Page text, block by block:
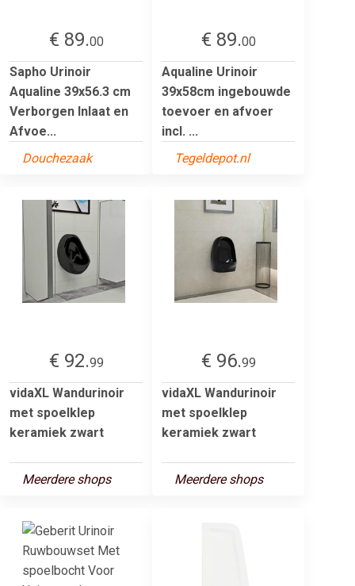
€ 89.00
Sapho Urinoir
Aqualine 39x56.3 cm
Verborgen Inlaat en
Afvoe...
Douchezaak
€ 89.00
Aqualine Urinoir
39x58cm ingebouwde
toevoer en afvoer
incl. ...
Tegeldepot.nl
€ 92.99
vidaXL Wandurinoir
met spoelklep
keramiek zwart
Meerdere shops
€ 96.99
vidaXL Wandurinoir
met spoelklep
keramiek zwart
Meerdere shops